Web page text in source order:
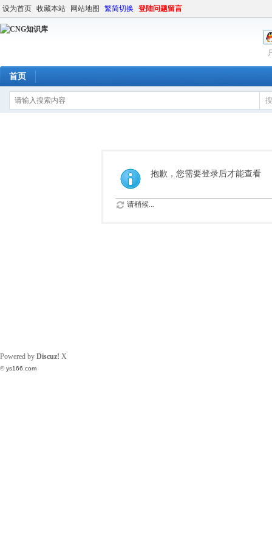
设为首页 收藏本站 网站地图 繁简切换 登陆问题留言
首页
抱歉，您需要登录后才能查看
请稍候...
Powered by Discuz! X
©ys166.com